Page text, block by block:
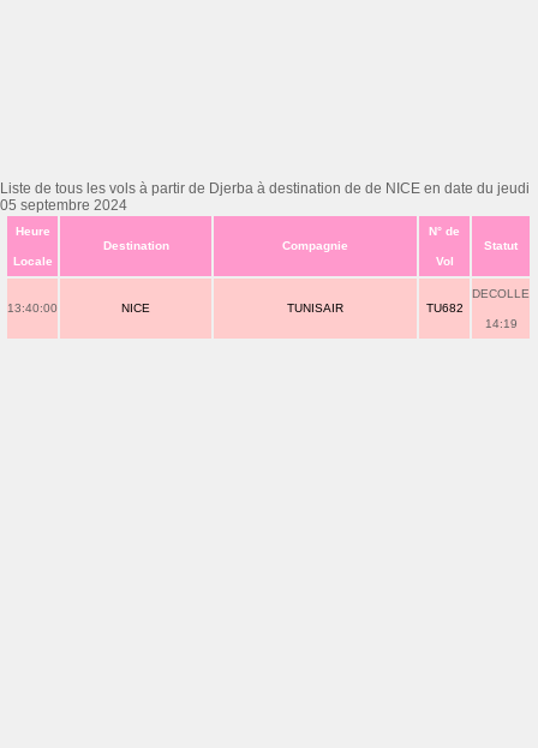
Liste de tous les vols à partir de Djerba à destination de de NICE en date du jeudi
05 septembre 2024
Heure
Locale
Destination Compagnie
N° de
Vol
Statut
13:40:00 NICE TUNISAIR TU682
DECOLLE
14:19